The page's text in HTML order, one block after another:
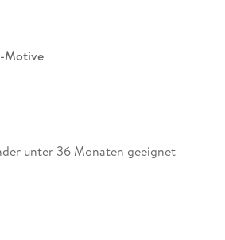
Motive
unter 36 Monaten geeignet